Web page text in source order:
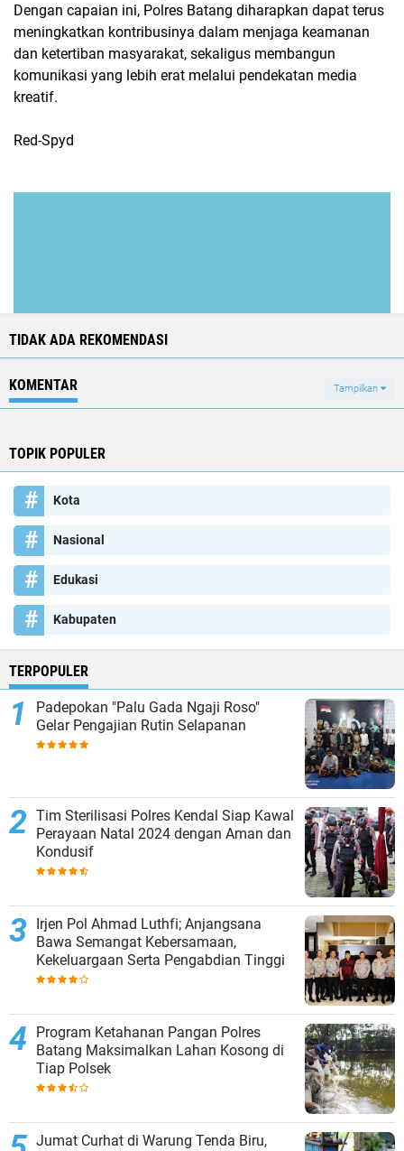
Dengan capaian ini, Polres Batang diharapkan dapat terus
meningkatkan kontribusinya dalam menjaga keamanan
dan ketertiban masyarakat, sekaligus membangun
komunikasi yang lebih erat melalui pendekatan media
kreatif.
Red-Spyd
TIDAK ADA REKOMENDASI
KOMENTAR Tampilkan
TOPIK POPULER
Kota
Nasional
Edukasi
Kabupaten
TERPOPULER
Padepokan "Palu Gada Ngaji Roso"
Gelar Pengajian Rutin Selapanan
Tim Sterilisasi Polres Kendal Siap Kawal
Perayaan Natal 2024 dengan Aman dan
Kondusif
Irjen Pol Ahmad Luthfi; Anjangsana
Bawa Semangat Kebersamaan,
Kekeluargaan Serta Pengabdian Tinggi
Program Ketahanan Pangan Polres
Batang Maksimalkan Lahan Kosong di
Tiap Polsek
Jumat Curhat di Warung Tenda Biru,